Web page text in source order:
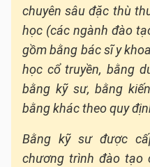
chuyên sâu đặc thù
học (các ngành đào
gồm bằng bác sĩ y
học cổ truyền, bằng
bằng kỹ sư, bằng
bằng khác theo quy
Bằng kỹ sư được
chương trình đào